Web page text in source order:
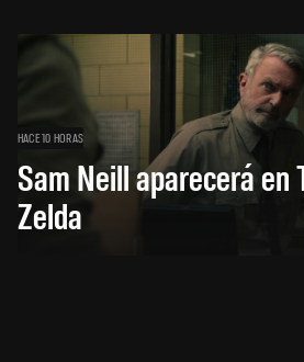
HACE 10 HORAS
Sam Neill aparecerá en
Zelda